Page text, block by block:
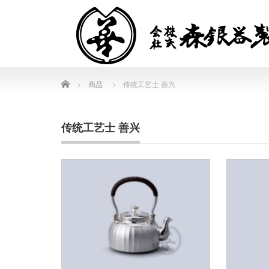
Home 商品 传统工艺士 善兴
传统工艺士 善兴